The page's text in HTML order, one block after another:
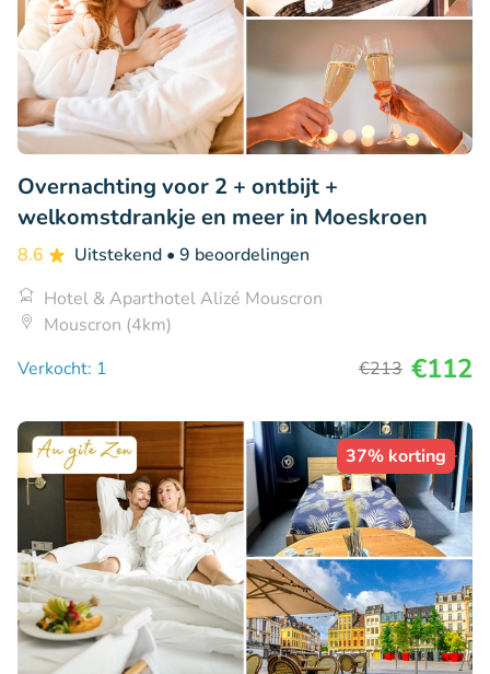
Overnachting voor 2 + ontbijt +
welkomstdrankje en meer in Moeskroen
8.6 Uitstekend • 9 beoordelingen
Hotel & Aparthotel Alizé Mouscron
Mouscron (4km)
Verkocht: 1
€213 €112
37% korting